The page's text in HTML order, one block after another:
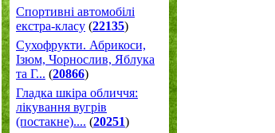
Спортивні автомобілі
екстра-класу (22135)
Cухофрукти. Абрикоси,
Ізюм, Чорнослив, Яблука
та Г... (20866)
Гладка шкіра обличчя:
лікування вугрів
(постакне).... (20251)